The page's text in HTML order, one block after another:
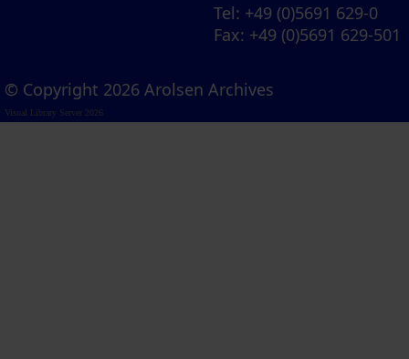
Tel: +49 (0)5691 629-0
Fax: +49 (0)5691 629-501
© Copyright 2026 Arolsen Archives
Visual Library Server 2026